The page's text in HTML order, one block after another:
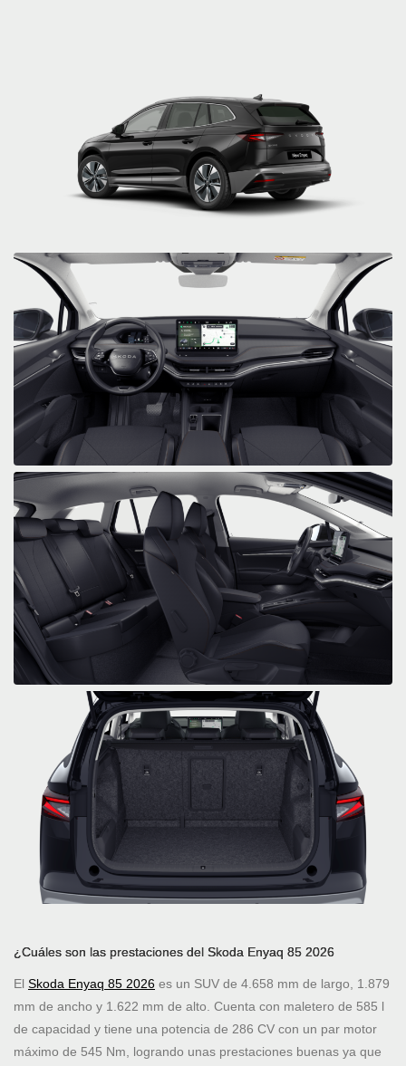
¿Cuáles son las prestaciones del Skoda Enyaq 85 2026
El Skoda Enyaq 85 2026 es un SUV de 4.658 mm de largo, 1.879
mm de ancho y 1.622 mm de alto. Cuenta con maletero de 585 l
de capacidad y tiene una potencia de 286 CV con un par motor
máximo de 545 Nm, logrando unas prestaciones buenas ya que